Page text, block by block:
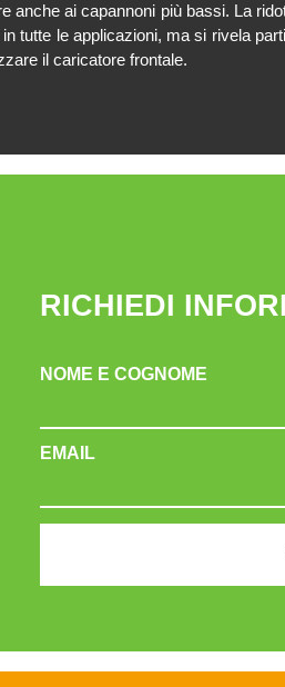
anche ai capannoni più bassi. La
tutte le applicazioni, ma si rivela
il caricatore frontale.
RICHIEDI
NOME E COGNOME
EMAIL